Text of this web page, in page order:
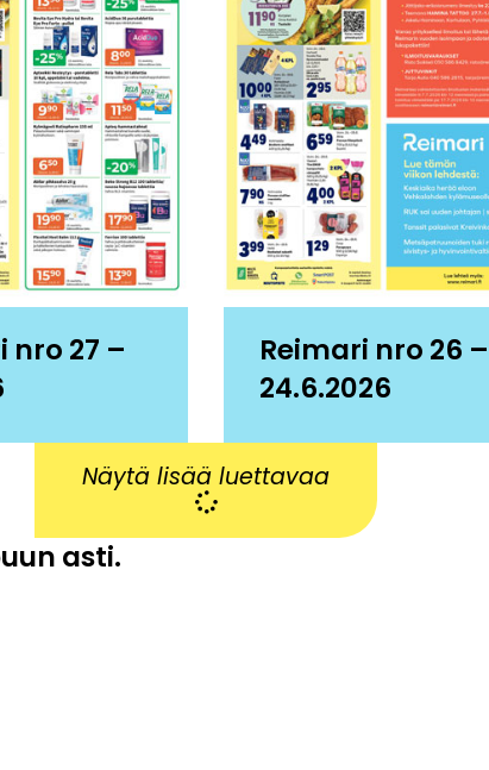
nro 27 –
Reimari nro 26 –
24.6.2026
Näytä lisää luettavaa
asti.